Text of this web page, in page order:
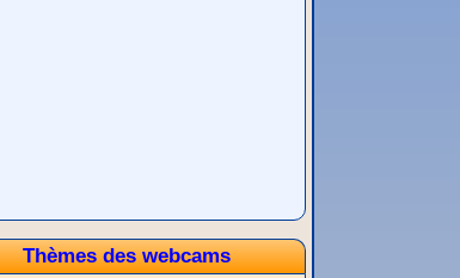
Thèmes des webcams